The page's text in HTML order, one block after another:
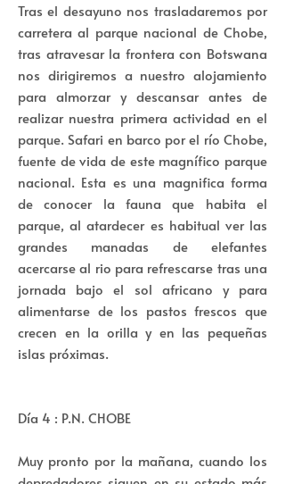
Tras el desayuno nos trasladaremos por
carretera al parque nacional de Chobe,
tras atravesar la frontera con Botswana
nos dirigiremos a nuestro alojamiento
para almorzar y descansar antes de
realizar nuestra primera actividad en el
parque. Safari en barco por el río Chobe,
fuente de vida de este magnífico parque
nacional. Esta es una magnifica forma
de conocer la fauna que habita el
parque, al atardecer es habitual ver las
grandes manadas de elefantes
acercarse al rio para refrescarse tras una
jornada bajo el sol africano y para
alimentarse de los pastos frescos que
crecen en la orilla y en las pequeñas
islas próximas.
Día 4 : P.N. CHOBE
Muy pronto por la mañana, cuando los